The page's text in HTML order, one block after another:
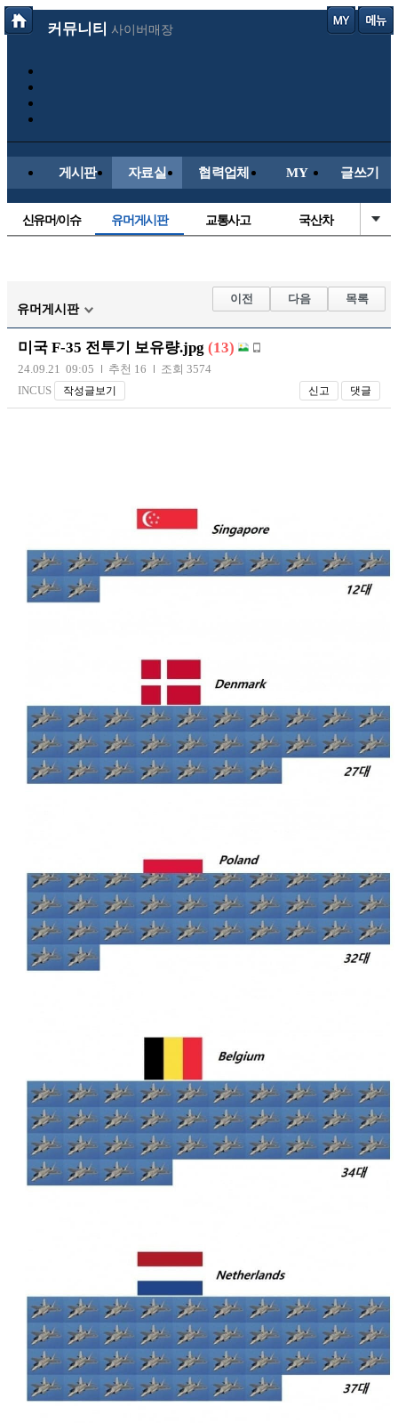
커뮤니티 사이버매장
게시판 자료실 협력업체 MY 글쓰기
신유머/이슈 유머게시판 교통사고 국산차
자유사진 군사/무기
트럭/버스
장착시공사진
유머게시판
이전 다음 목록
미국 F-35 전투기 보유량.jpg (13)
24.09.21 09:05 추천 16
조회 3574
INCUS
작성글보기 신고 댓글